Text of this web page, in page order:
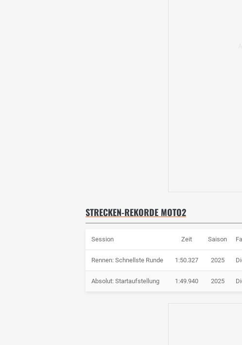
STRECKEN-REKORDE MOTO2
Session Zeit Saison
Rennen: Schnellste Runde 1:50.327 2025
Absolut: Startaufstellung 1:49.940 2025